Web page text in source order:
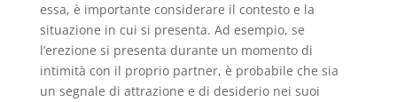
essa, è importante considerare il contesto e la
situazione in cui si presenta. Ad esempio, se
l’erezione si presenta durante un momento di
intimità con il proprio partner, è probabile che sia
un segnale di attrazione e di desiderio nei suoi